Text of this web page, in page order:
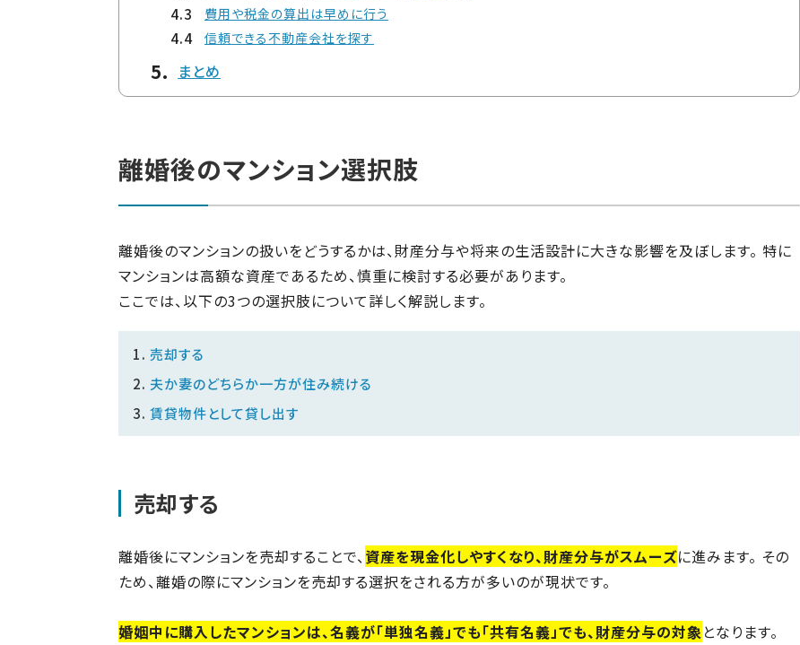
費用や税金の算出は早めに行う
信頼できる不動産会社を探す
まとめ
離婚後のマンション選択肢
離婚後のマンションの扱いをどうするかは、財産分与や将来の生活設計に大きな影響を及ぼします。 特に
マンションは高額な資産であるため、慎重に検討する必要があります。
ここでは、以下の3つの選択肢について詳しく解説します。
売却する
夫か妻のどちらか一方が住み続ける
賃貸物件として貸し出す
売却する
離婚後にマンションを売却することで、資産を現金化しやすくなり、財産分与がスムーズに進みます。 その
ため、離婚の際にマンションを売却する選択をされる方が多いのが現状です。
婚姻中に購入したマンションは、名義が「単独名義」でも「共有名義」でも、財産分与の対象となります。